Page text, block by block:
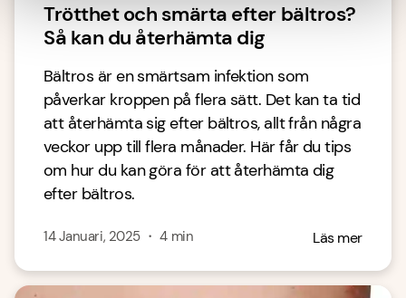
Trötthet och smärta efter bältros?
Så kan du återhämta dig
Bältros är en smärtsam infektion som
påverkar kroppen på flera sätt. Det kan ta tid
att återhämta sig efter bältros, allt från några
veckor upp till flera månader. Här får du tips
om hur du kan göra för att återhämta dig
efter bältros.
14 Januari, 2025・4 min Läs mer